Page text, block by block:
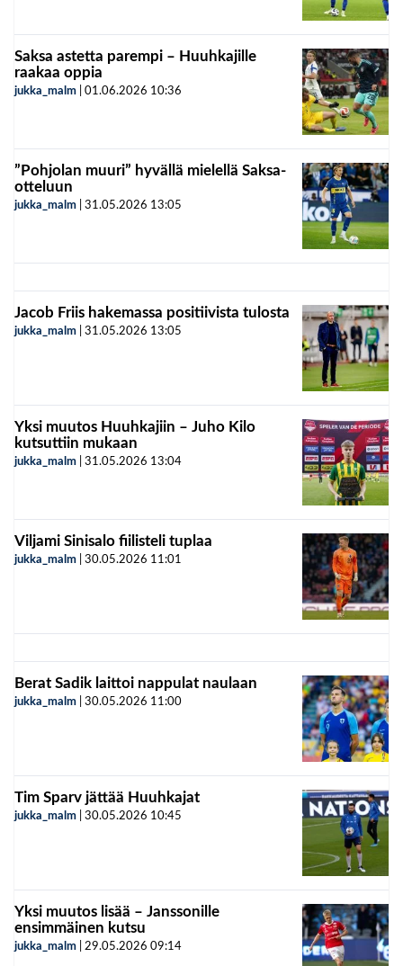
Saksa astetta parempi – Huuhkajille
raakaa oppia
jukka_malm 01.06.2026 10:36
”Pohjolan muuri” hyvällä mielellä Saksa-
otteluun
jukka_malm 31.05.2026 13:05
Jacob Friis hakemassa positiivista tulosta
jukka_malm 31.05.2026 13:05
Yksi muutos Huuhkajiin – Juho Kilo
kutsuttiin mukaan
jukka_malm 31.05.2026 13:04
Viljami Sinisalo fiilisteli tuplaa
jukka_malm 30.05.2026 11:01
Berat Sadik laittoi nappulat naulaan
jukka_malm 30.05.2026 11:00
Tim Sparv jättää Huuhkajat
jukka_malm 30.05.2026 10:45
Yksi muutos lisää – Janssonille
ensimmäinen kutsu
jukka_malm 29.05.2026 09:14